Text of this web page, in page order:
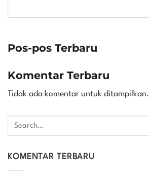
Pos-pos Terbaru
Komentar Terbaru
Tidak ada komentar untuk ditampilkan.
KOMENTAR TERBARU